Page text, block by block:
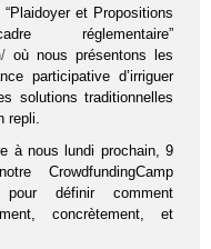
et Propositions
réglementaire”
où nous présentons les
participative d’irriguer
solutions traditionnelles
repli.
à nous lundi prochain, 9
CrowdfundingCamp
définir comment
concrètement, et